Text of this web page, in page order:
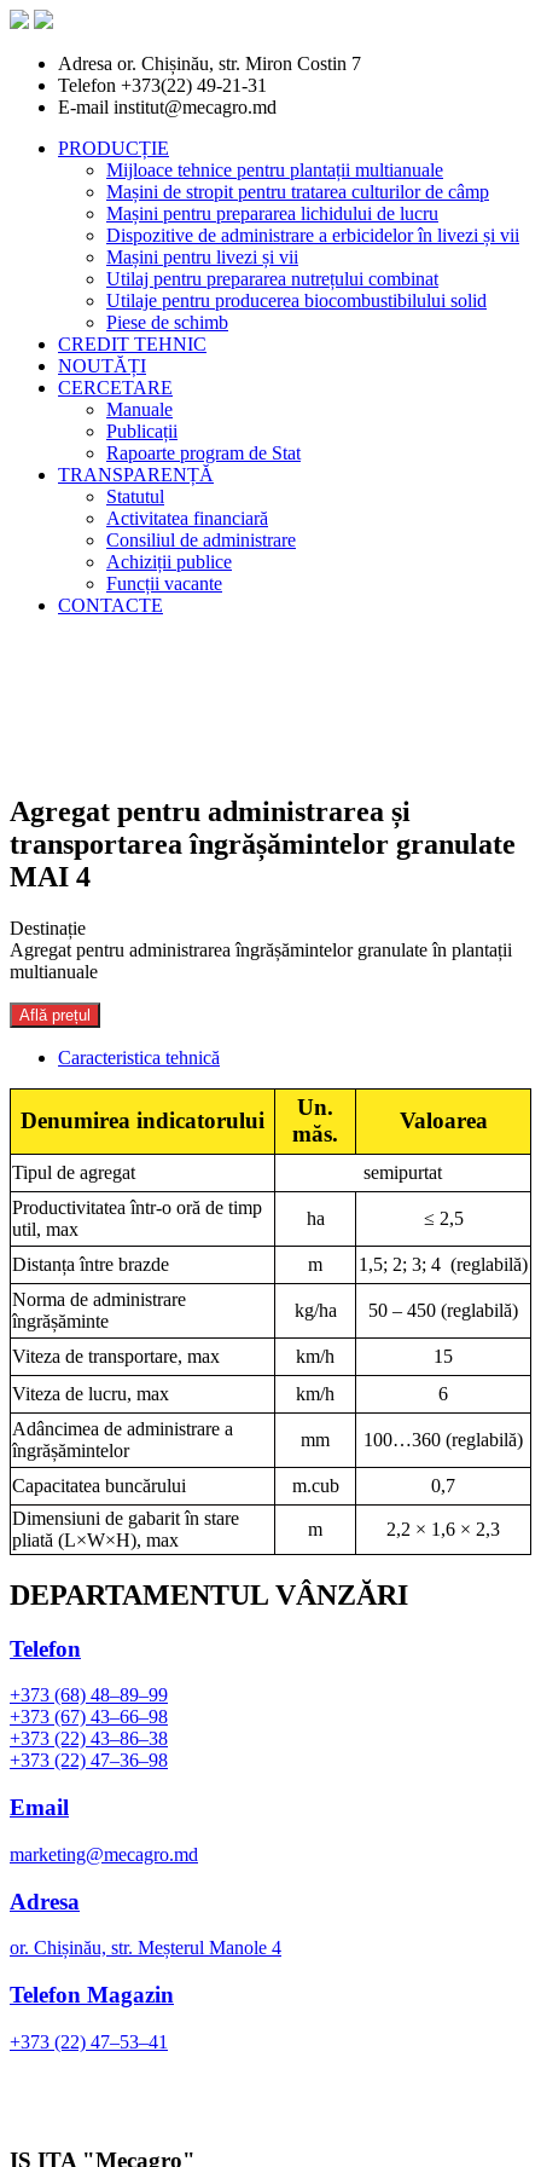
Adresa or. Chișinău, str. Miron Costin 7
Telefon +373(22) 49-21-31
E-mail institut@mecagro.md
PRODUCȚIE
Mijloace tehnice pentru plantații multianuale
Mașini de stropit pentru tratarea culturilor de câmp
Mașini pentru prepararea lichidului de lucru
Dispozitive de administrare a erbicidelor în livezi și vii
Mașini pentru livezi și vii
Utilaj pentru prepararea nutrețului combinat
Utilaje pentru producerea biocombustibilului solid
Piese de schimb
CREDIT TEHNIC
NOUTĂȚI
CERCETARE
Manuale
Publicații
Rapoarte program de Stat
TRANSPARENȚĂ
Statutul
Activitatea financiară
Consiliul de administrare
Achiziții publice
Funcții vacante
CONTACTE
Agregat pentru administrarea și
transportarea îngrășămintelor granulate
MAI 4
Destinație
Agregat pentru administrarea îngrășămintelor granulate în plantații
multianuale
Află prețul
Caracteristica tehnică
Denumirea indicatorului
Un.
măs.
Valoarea
Tipul de agregat
semipurtat
Productivitatea într-o oră de timp
util, max
ha ≤ 2,5
Distanța între brazde m
1,5; 2; 3; 4 (reglabilă)
Norma de administrare
îngrășăminte
kg/ha 50 – 450 (reglabilă)
Viteza de transportare, max km/h
15
Viteza de lucru, max
km/h
6
Adâncimea de administrare a
îngrășămintelor
mm 100…360 (reglabilă)
Capacitatea buncărului m.cub
0,7
Dimensiuni de gabarit în stare
pliată (L×W×H), max
m 2,2 × 1,6 × 2,3
DEPARTAMENTUL VÂNZĂRI
Telefon
+373 (68) 48–89–99
+373 (67) 43–66–98
+373 (22) 43–86–38
+373 (22) 47–36–98
Email
marketing@mecagro.md
Adresa
or. Chișinău, str. Meșterul Manole 4
Telefon Magazin
+373 (22) 47–53–41
IS ITA "Mecagro"